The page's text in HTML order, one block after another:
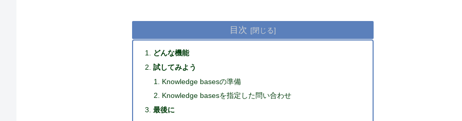
目次
どんな機能
試してみよう
Knowledge basesの準備
Knowledge basesを指定した問い合わせ
最後に